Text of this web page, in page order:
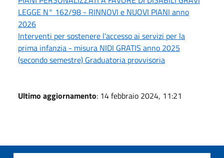
LEGGE N° 162/98 - RINNOVI e NUOVI PIANI anno
2026
Interventi per sostenere l'accesso ai servizi per la
prima infanzia - misura NIDI GRATIS anno 2025
(secondo semestre) Graduatoria provvisoria
Ultimo aggiornamento: 14 febbraio 2024, 11:21